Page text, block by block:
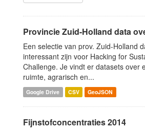
Provincie Zuid-Holland data
Een selectie van prov. Zuid-Holland
interessant zijn voor Hacking for
Challenge. Je vindt er datasets over
ruimte, agrarisch en...
Google Drive CSV GeoJSON
Fijnstofconcentraties 2014